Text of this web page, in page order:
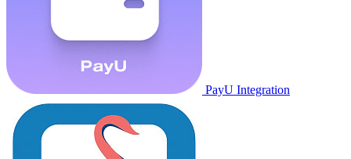
PayU Integration